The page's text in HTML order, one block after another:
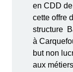
en CDD
cette offre
structure
à
but non
aux